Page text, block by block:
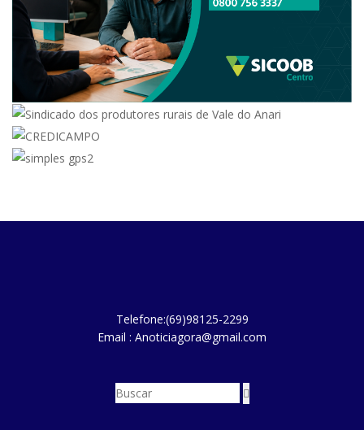
Telefone:(69)98125-2299
Email : Anoticiagora@gmail.com